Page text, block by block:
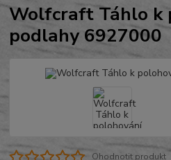
Wolfcraft Táhlo k
podlahy 6927000
Ohodnotit produkt